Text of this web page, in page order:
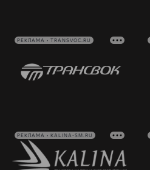
РЕКЛАМА • TRANSVOC.RU
РЕКЛАМА • KALINA-SM.RU